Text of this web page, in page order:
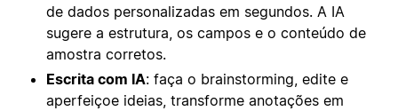
de dados personalizadas em segundos. A IA
sugere a estrutura, os campos e o conteúdo de
amostra corretos.
Escrita com IA: faça o brainstorming, edite e
aperfeiçoe ideias, transforme anotações em